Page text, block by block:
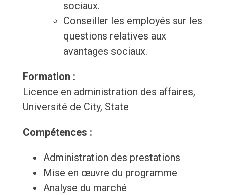
sociaux.
Conseiller les employés sur les
questions relatives aux
avantages sociaux.
Formation :
Licence en administration des affaires,
Université de City, State
Compétences :
Administration des prestations
Mise en œuvre du programme
Analyse du marché